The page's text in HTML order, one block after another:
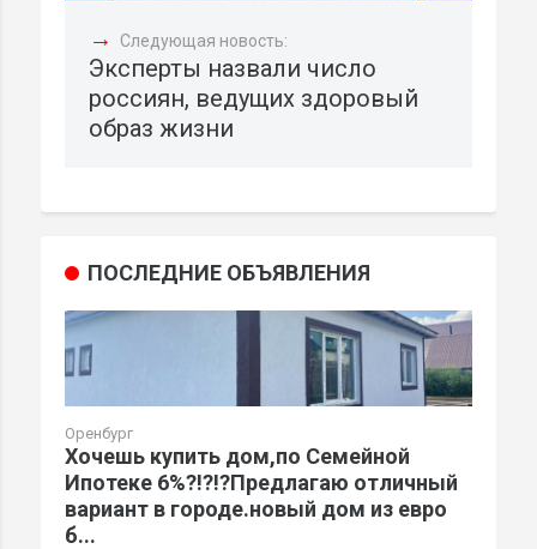
→ Следующая новость:
Эксперты назвали число
россиян, ведущих здоровый
образ жизни
ПОСЛЕДНИЕ ОБЪЯВЛЕНИЯ
Оренбург
Хочешь купить дом,по Семейной
Ипотеке 6%?!?!?Предлагаю отличный
вариант в городе.новый дом из евро
б...